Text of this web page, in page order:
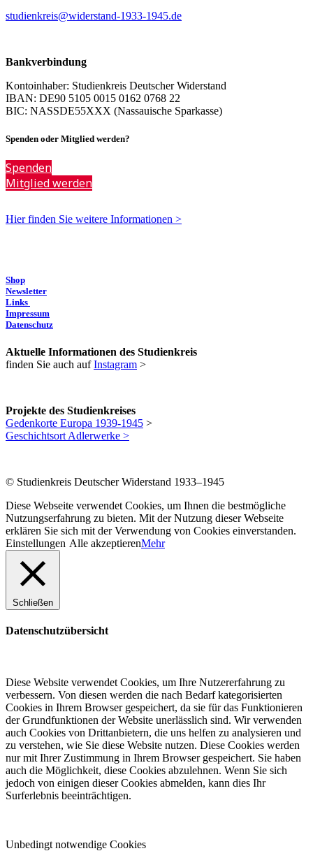
studienkreis@widerstand-1933-1945.de
Bankverbindung
Kontoinhaber: Studienkreis Deutscher Widerstand
IBAN: DE90 5105 0015 0162 0768 22
BIC: NASSDE55XXX (Nassauische Sparkasse)
Spenden oder Mitglied werden?
Spenden
Mitglied werden
Hier finden Sie weitere Informationen >
Shop
Newsletter
Links
Impressum
Datenschutz
Aktuelle Informationen des Studienkreis
finden Sie auch aufInstagram >
Projekte des Studienkreises
Gedenkorte Europa 1939-1945 >
Geschichtsort Adlerwerke >
© Studienkreis Deutscher Widerstand 1933–1945
Diese Webseite verwendet Cookies, um Ihnen die bestmögliche
Nutzungserfahrung zu bieten. Mit der Nutzung dieser Webseite
erklären Sie sich mit der Verwendung von Cookies einverstanden.
Einstellungen Alle akzeptierenMehr
Schließen
Datenschutzübersicht
Diese Website verwendet Cookies, um Ihre Nutzererfahrung zu
verbessern. Von diesen werden die nach Bedarf kategorisierten
Cookies in Ihrem Browser gespeichert, da sie für das Funktionieren
der Grundfunktionen der Website unerlässlich sind. Wir verwenden
auch Cookies von Drittanbietern, die uns helfen zu analysieren und
zu verstehen, wie Sie diese Website nutzen. Diese Cookies werden
nur mit Ihrer Zustimmung in Ihrem Browser gespeichert. Sie haben
auch die Möglichkeit, diese Cookies abzulehnen. Wenn Sie sich
jedoch von einigen dieser Cookies abmelden, kann dies Ihr
Surferlebnis beeinträchtigen.
Unbedingt notwendige Cookies